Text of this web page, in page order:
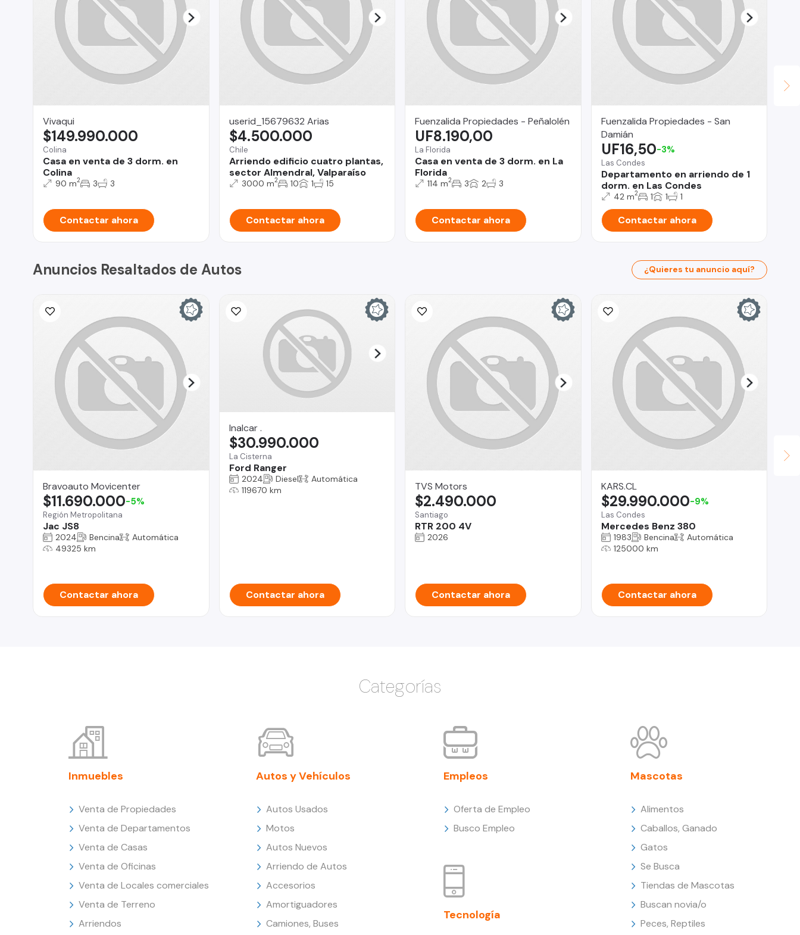
Vivaqui
Colina
Casa en venta de 3 dorm. en
Colina
$149.990.000
90 m2 3 3
Contactar ahora
userid_15679632 Arias
Chile
Arriendo edificio cuatro plantas,
sector Almendral, Valparaíso
$4.500.000
3000 m2 10 1 15
Contactar ahora
Fuenzalida Propiedades - Peñalolén
La Florida
Casa en venta de 3 dorm. en La
Florida
UF8.190,00
114 m2 3 2 3
Contactar ahora
Fuenzalida Propiedades - San
Damián
Las Condes
Departamento en arriendo de 1
dorm. en Las Condes
UF16,50-3%
42 m2 1 1 1
Contactar ahora
Anuncios Resaltados de Autos ¿Quieres tu anuncio aquí?
Bravoauto Movicenter
Región Metropolitana
Jac JS8
$11.690.000-5%
2024 Bencina
Automática
49325 km
Contactar ahora
Inalcar .
La Cisterna
Ford Ranger
$30.990.000
2024 Diesel
Automática
119670 km
Contactar ahora
TVS Motors
Santiago
RTR 200 4V
$2.490.000
2026
Contactar ahora
KARS.CL
Las Condes
Mercedes Benz 380
$29.990.000-9%
1983 Bencina
Automática
125000 km
Contactar ahora
Categorías
Inmuebles
Venta de Propiedades
Venta de Departamentos
Venta de Casas
Venta de Oficinas
Venta de Locales comerciales
Venta de Terreno
Arriendos
Autos y Vehículos
Autos Usados
Motos
Autos Nuevos
Arriendo de Autos
Accesorios
Amortiguadores
Camiones, Buses
Empleos
Oferta de Empleo
Busco Empleo
Tecnología
Mascotas
Alimentos
Caballos, Ganado
Gatos
Se Busca
Tiendas de Mascotas
Buscan novia/o
Peces, Reptiles